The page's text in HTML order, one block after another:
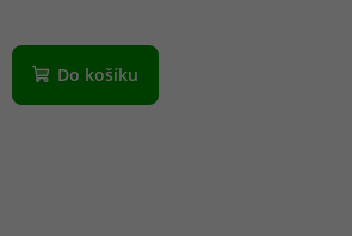
Do košíku